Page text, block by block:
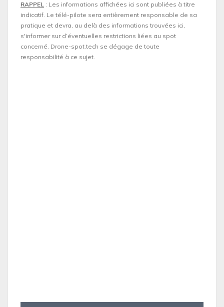
RAPPEL : Les informations affichées ici sont publiées à titre
indicatif. Le télé-pilote sera entièrement responsable de sa
pratique et devra, au delà des informations trouvées ici,
s'informer sur d’éventuelles restrictions liées au spot
concerné. Drone-spot.tech se dégage de toute
responsabilité à ce sujet.